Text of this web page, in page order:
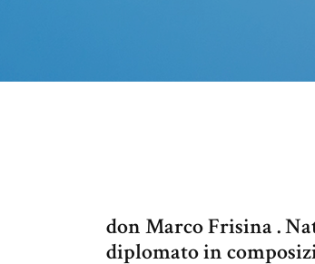
don Marco Frisina .
diplomato in